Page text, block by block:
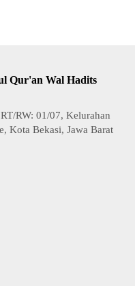
Qur'an Wal Hadits
RW: 01/07, Kelurahan
Kota Bekasi, Jawa Barat